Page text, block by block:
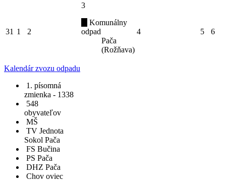
31 1 2
3
Komunálny
odpad
Pača
(Rožňava)
4 5 6
Kalendár zvozu odpadu
1. písomná
zmienka - 1338
548
obyvateľov
MŠ
TV Jednota
Sokol Pača
FS Bučina
PS Pača
DHZ Pača
Chov oviec